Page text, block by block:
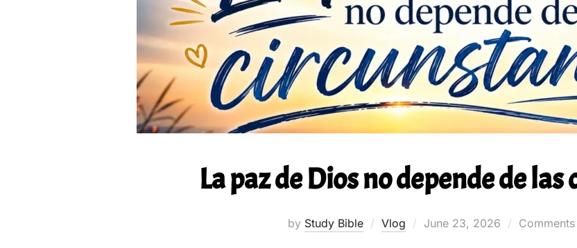
La paz de Dios no depende de
by Study Bible Vlog
Posted
June 23, 2026